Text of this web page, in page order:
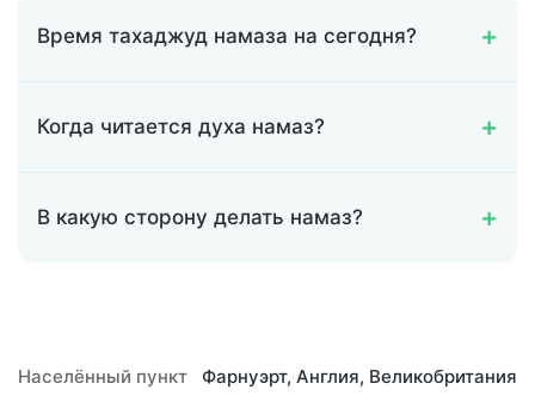
Время тахаджуд намаза на сегодня?
Когда читается духа намаз?
В какую сторону делать намаз?
Населённый пункт Фарнуэрт, Англия, Великобритания